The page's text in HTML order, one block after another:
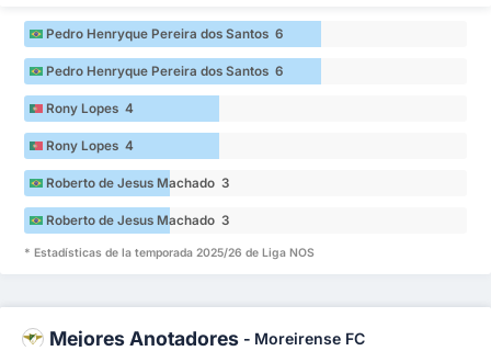
Pedro Henryque Pereira dos Santos 6
Pedro Henryque Pereira dos Santos 6
Rony Lopes 4
Rony Lopes 4
Roberto de Jesus Machado 3
Roberto de Jesus Machado 3
* Estadísticas de la temporada 2025/26 de Liga NOS
Mejores Anotadores - Moreirense FC